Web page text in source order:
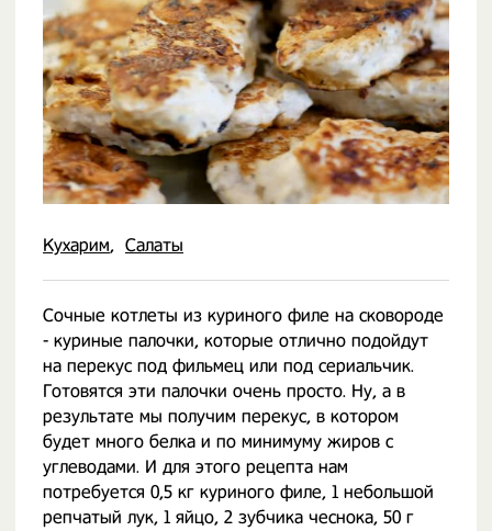
Кухарим Салаты
Сочные котлеты из куриного филе на сковороде
- куриные палочки, которые отлично подойдут
на перекус под фильмец или под сериальчик.
Готовятся эти палочки очень просто. Ну, а в
результате мы получим перекус, в котором
будет много белка и по минимуму жиров с
углеводами. И для этого рецепта нам
потребуется 0,5 кг куриного филе, 1 небольшой
репчатый лук, 1 яйцо, 2 зубчика чеснока, 50 г